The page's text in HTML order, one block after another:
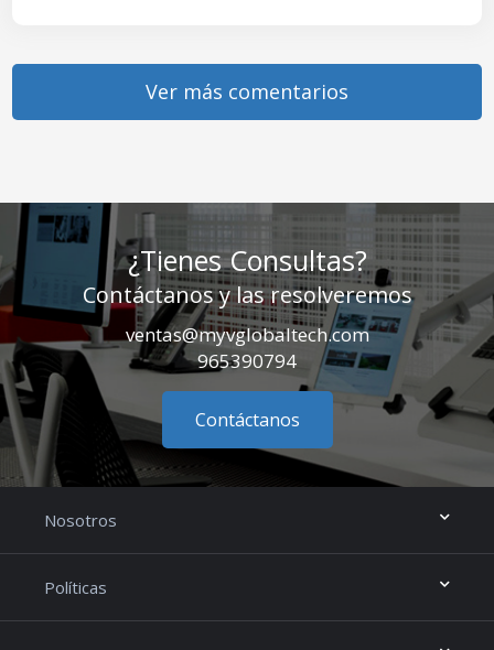
Ver más comentarios
¿Tienes Consultas?
Contáctanos y las resolveremos
ventas@myvglobaltech.com
965390794
Contáctanos
Nosotros
Políticas